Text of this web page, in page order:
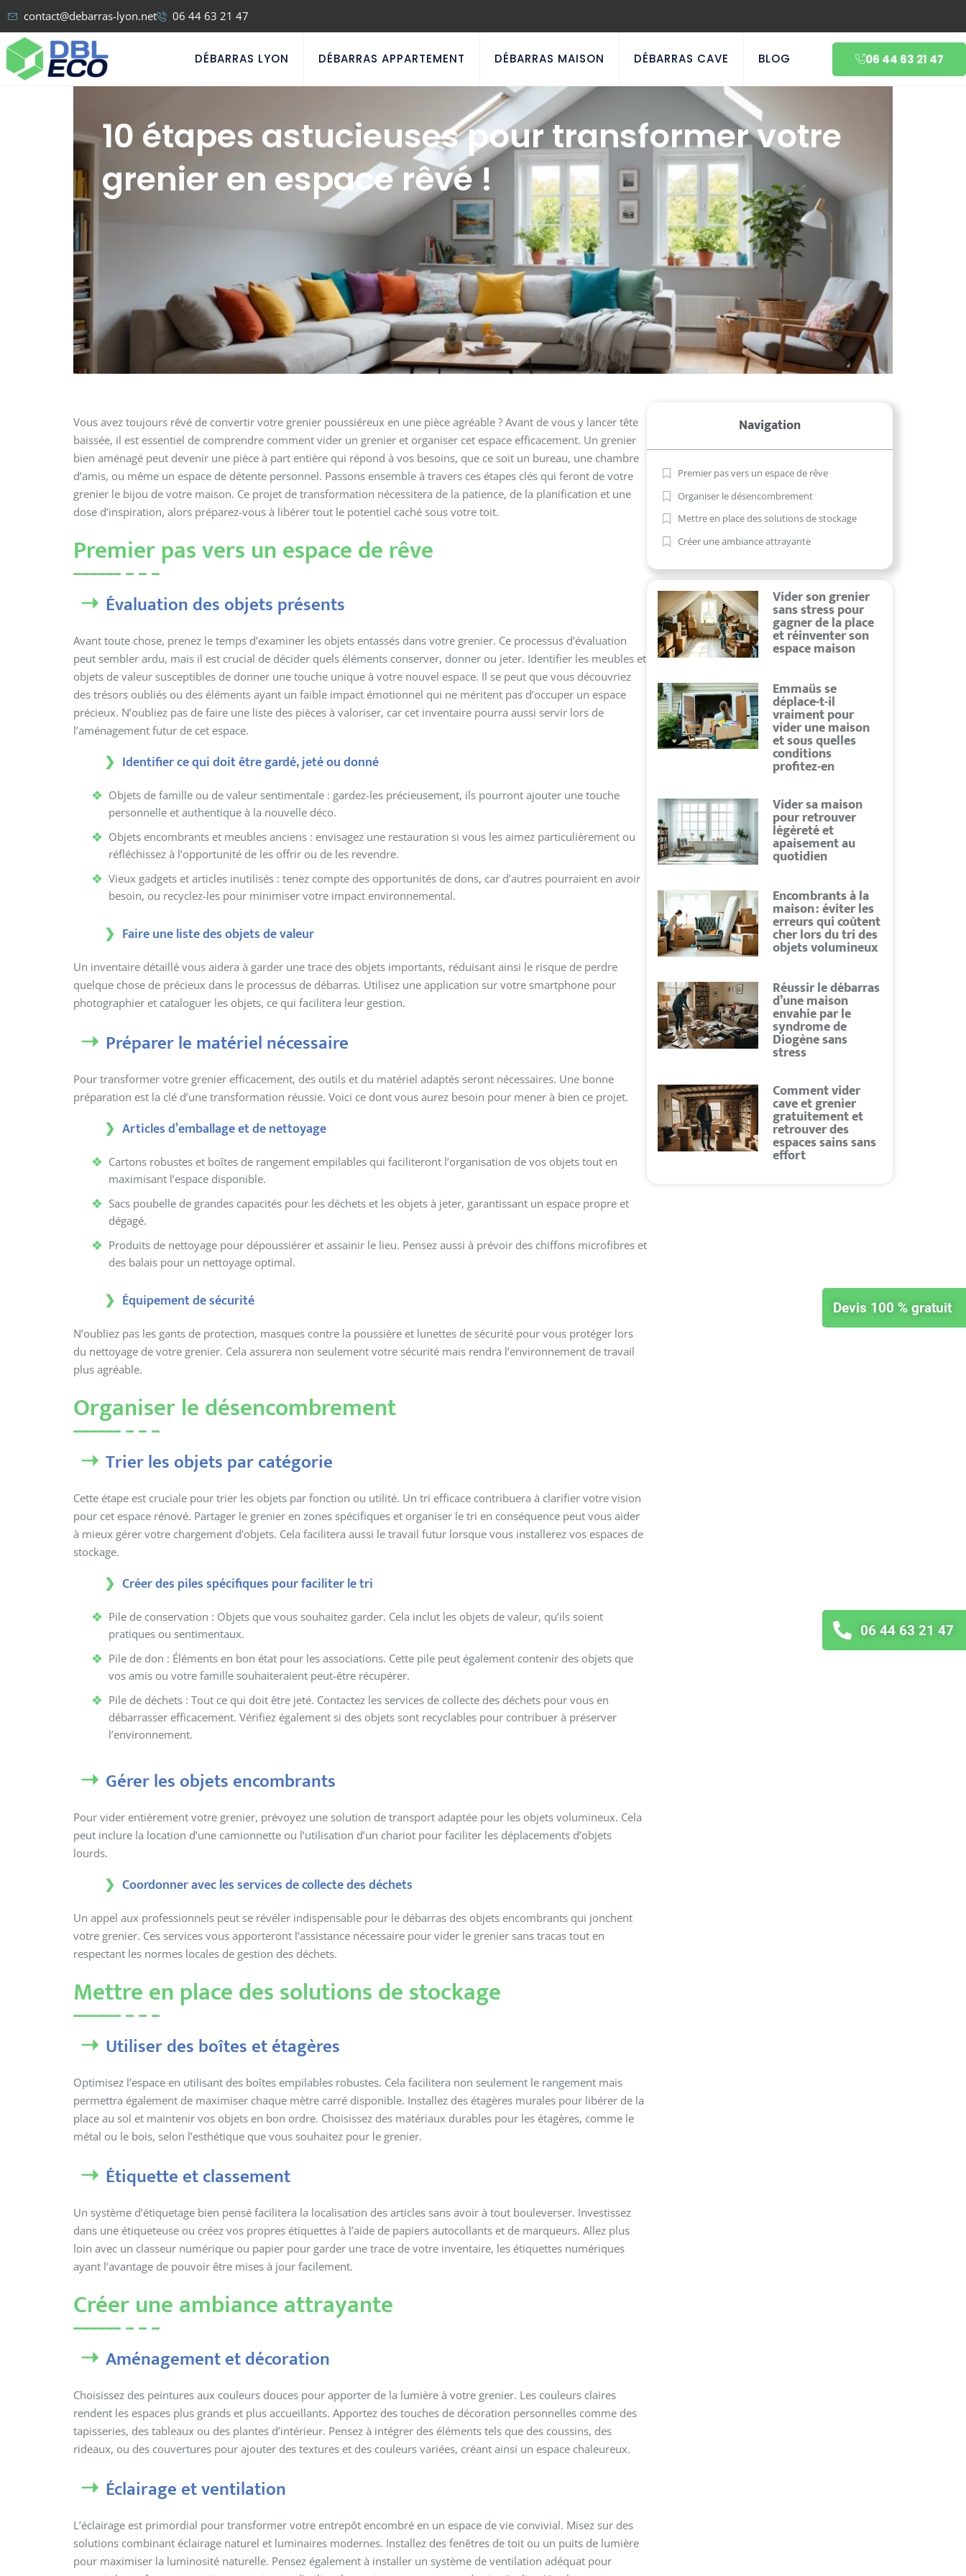
contact@debarras-lyon.net 06 44 63 21 47
DÉBARRAS LYON DÉBARRAS APPARTEMENT DÉBARRAS MAISON DÉBARRAS CAVE BLOG 06 44 63 21 47
10 étapes astucieuses pour transformer votre
grenier en espace rêvé !
Vous avez toujours rêvé de convertir votre grenier poussiéreux en une pièce agréable ? Avant de vous y lancer tête
baissée, il est essentiel de comprendre comment vider un grenier et organiser cet espace efficacement. Un grenier
bien aménagé peut devenir une pièce à part entière qui répond à vos besoins, que ce soit un bureau, une chambre
d’amis, ou même un espace de détente personnel. Passons ensemble à travers ces étapes clés qui feront de votre
grenier le bijou de votre maison. Ce projet de transformation nécessitera de la patience, de la planification et une
dose d’inspiration, alors préparez-vous à libérer tout le potentiel caché sous votre toit.
Premier pas vers un espace de rêve
Évaluation des objets présents
Avant toute chose, prenez le temps d’examiner les objets entassés dans votre grenier. Ce processus d’évaluation
peut sembler ardu, mais il est crucial de décider quels éléments conserver, donner ou jeter. Identifier les meubles et
objets de valeur susceptibles de donner une touche unique à votre nouvel espace. Il se peut que vous découvriez
des trésors oubliés ou des éléments ayant un faible impact émotionnel qui ne méritent pas d’occuper un espace
précieux. N’oubliez pas de faire une liste des pièces à valoriser, car cet inventaire pourra aussi servir lors de
l’aménagement futur de cet espace.
Identifier ce qui doit être gardé, jeté ou donné
Objets de famille ou de valeur sentimentale : gardez-les précieusement, ils pourront ajouter une touche
personnelle et authentique à la nouvelle déco.
Objets encombrants et meubles anciens : envisagez une restauration si vous les aimez particulièrement ou
réfléchissez à l’opportunité de les offrir ou de les revendre.
Vieux gadgets et articles inutilisés : tenez compte des opportunités de dons, car d’autres pourraient en avoir
besoin, ou recyclez-les pour minimiser votre impact environnemental.
Faire une liste des objets de valeur
Un inventaire détaillé vous aidera à garder une trace des objets importants, réduisant ainsi le risque de perdre
quelque chose de précieux dans le processus de débarras. Utilisez une application sur votre smartphone pour
photographier et cataloguer les objets, ce qui facilitera leur gestion.
Préparer le matériel nécessaire
Pour transformer votre grenier efficacement, des outils et du matériel adaptés seront nécessaires. Une bonne
préparation est la clé d’une transformation réussie. Voici ce dont vous aurez besoin pour mener à bien ce projet.
Articles d’emballage et de nettoyage
Cartons robustes et boîtes de rangement empilables qui faciliteront l’organisation de vos objets tout en
maximisant l’espace disponible.
Sacs poubelle de grandes capacités pour les déchets et les objets à jeter, garantissant un espace propre et
dégagé.
Produits de nettoyage pour dépoussiérer et assainir le lieu. Pensez aussi à prévoir des chiffons microfibres et
des balais pour un nettoyage optimal.
Équipement de sécurité
N’oubliez pas les gants de protection, masques contre la poussière et lunettes de sécurité pour vous protéger lors
du nettoyage de votre grenier. Cela assurera non seulement votre sécurité mais rendra l’environnement de travail
plus agréable.
Organiser le désencombrement
Trier les objets par catégorie
Cette étape est cruciale pour trier les objets par fonction ou utilité. Un tri efficace contribuera à clarifier votre vision
pour cet espace rénové. Partager le grenier en zones spécifiques et organiser le tri en conséquence peut vous aider
à mieux gérer votre chargement d’objets. Cela facilitera aussi le travail futur lorsque vous installerez vos espaces de
stockage.
Créer des piles spécifiques pour faciliter le tri
Pile de conservation : Objets que vous souhaitez garder. Cela inclut les objets de valeur, qu’ils soient
pratiques ou sentimentaux.
Pile de don : Éléments en bon état pour les associations. Cette pile peut également contenir des objets que
vos amis ou votre famille souhaiteraient peut-être récupérer.
Pile de déchets : Tout ce qui doit être jeté. Contactez les services de collecte des déchets pour vous en
débarrasser efficacement. Vérifiez également si des objets sont recyclables pour contribuer à préserver
l’environnement.
Gérer les objets encombrants
Pour vider entièrement votre grenier, prévoyez une solution de transport adaptée pour les objets volumineux. Cela
peut inclure la location d’une camionnette ou l’utilisation d’un chariot pour faciliter les déplacements d’objets
lourds.
Coordonner avec les services de collecte des déchets
Un appel aux professionnels peut se révéler indispensable pour le débarras des objets encombrants qui jonchent
votre grenier. Ces services vous apporteront l’assistance nécessaire pour vider le grenier sans tracas tout en
respectant les normes locales de gestion des déchets.
Mettre en place des solutions de stockage
Utiliser des boîtes et étagères
Optimisez l’espace en utilisant des boîtes empilables robustes. Cela facilitera non seulement le rangement mais
permettra également de maximiser chaque mètre carré disponible. Installez des étagères murales pour libérer de la
place au sol et maintenir vos objets en bon ordre. Choisissez des matériaux durables pour les étagères, comme le
métal ou le bois, selon l’esthétique que vous souhaitez pour le grenier.
Étiquette et classement
Un système d’étiquetage bien pensé facilitera la localisation des articles sans avoir à tout bouleverser. Investissez
dans une étiqueteuse ou créez vos propres étiquettes à l’aide de papiers autocollants et de marqueurs. Allez plus
loin avec un classeur numérique ou papier pour garder une trace de votre inventaire, les étiquettes numériques
ayant l’avantage de pouvoir être mises à jour facilement.
Créer une ambiance attrayante
Aménagement et décoration
Choisissez des peintures aux couleurs douces pour apporter de la lumière à votre grenier. Les couleurs claires
rendent les espaces plus grands et plus accueillants. Apportez des touches de décoration personnelles comme des
tapisseries, des tableaux ou des plantes d’intérieur. Pensez à intégrer des éléments tels que des coussins, des
rideaux, ou des couvertures pour ajouter des textures et des couleurs variées, créant ainsi un espace chaleureux.
Éclairage et ventilation
L’éclairage est primordial pour transformer votre entrepôt encombré en un espace de vie convivial. Misez sur des
solutions combinant éclairage naturel et luminaires modernes. Installez des fenêtres de toit ou un puits de lumière
pour maximiser la luminosité naturelle. Pensez également à installer un système de ventilation adéquat pour
Navigation
Premier pas vers un espace de rêve
Organiser le désencombrement
Mettre en place des solutions de stockage
Créer une ambiance attrayante
Vider son grenier
sans stress pour
gagner de la place
et réinventer son
espace maison
Emmaüs se
déplace-t-il
vraiment pour
vider une maison
et sous quelles
conditions
profitez-en
Vider sa maison
pour retrouver
légèreté et
apaisement au
quotidien
Encombrants à la
maison : éviter les
erreurs qui coûtent
cher lors du tri des
objets volumineux
Réussir le débarras
d’une maison
envahie par le
syndrome de
Diogène sans
stress
Comment vider
cave et grenier
gratuitement et
retrouver des
espaces sains sans
effort
06 44 63 21 47
Devis 100 % gratuit